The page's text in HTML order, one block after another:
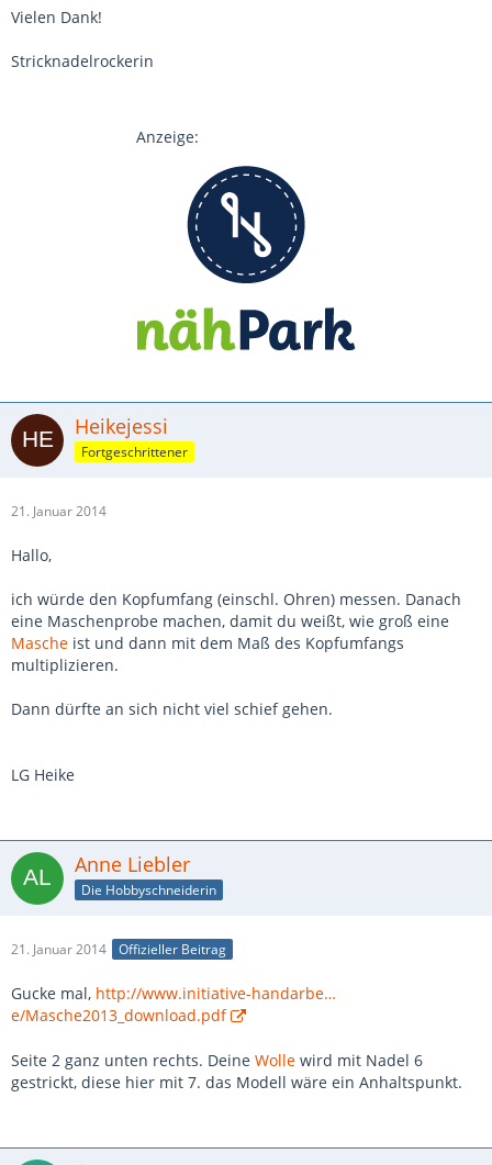
Vielen Dank!
Stricknadelrockerin
Anzeige:
Heikejessi
Fortgeschrittener
21. Januar 2014
Hallo,
ich würde den Kopfumfang (einschl. Ohren) messen. Danach
eine Maschenprobe machen, damit du weißt, wie groß eine
Masche ist und dann mit dem Maß des Kopfumfangs
multiplizieren.
Dann dürfte an sich nicht viel schief gehen.
LG Heike
Anne Liebler
Die Hobbyschneiderin
21. Januar 2014 Offizieller Beitrag
Gucke mal, http://www.initiative-handarbe…
e/Masche2013_download.pdf
Seite 2 ganz unten rechts. Deine Wolle wird mit Nadel 6
gestrickt, diese hier mit 7. das Modell wäre ein Anhaltspunkt.